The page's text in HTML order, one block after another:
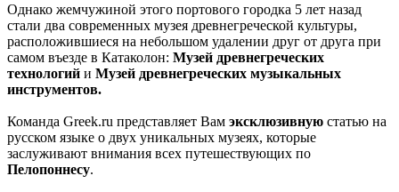
Однако жемчужиной этого портового городка 5 лет назад
стали два современных музея древнегреческой культуры,
расположившиеся на небольшом удалении друг от друга при
самом въезде в Катаколон: Музей древнегреческих
технологий и Музей древнегреческих музыкальных
инструментов.
Команда Greek.ru представляет Вам эксклюзивную статью на
русском языке о двух уникальных музеях, которые
заслуживают внимания всех путешествующих по
Пелопоннесу.